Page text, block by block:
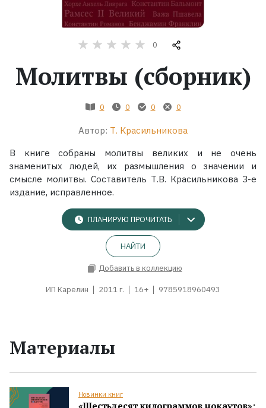
Экранизации
0
Молитвы (сборник)
0 0 0 0
Автор: Т. Красильникова
В книге собраны молитвы великих и не очень
знаменитых людей, их размышления о значении и
смысле молитвы. Составитель Т.В. Красильникова 3-е
издание, исправленное.
ПЛАНИРУЮ ПРОЧИТАТЬ
НАЙТИ
Добавить в коллекцию
ИП Карелин 2011 г. 16+ 9785918960493
Материалы
Новинки книг
«Шестьдесят килограммов нокаутов»: